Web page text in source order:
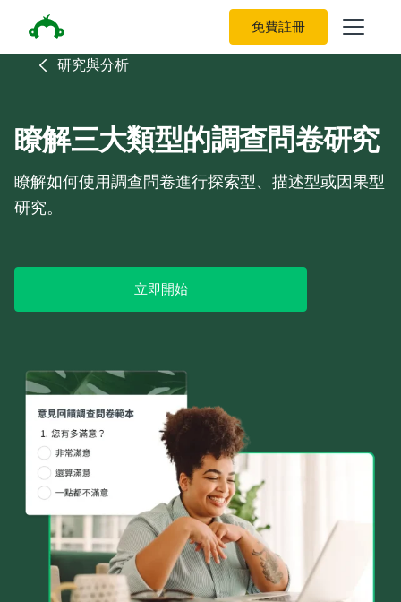
免費註冊
研究與分析
瞭解三大類型的調查問卷研究
瞭解如何使用調查問卷進行探索型、描述型或因果型
研究。
立即開始